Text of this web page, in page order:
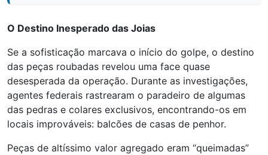
O Destino Inesperado das Joias
Se a sofisticação marcava o início do golpe, o destino
das peças roubadas revelou uma face quase
desesperada da operação. Durante as investigações,
agentes federais rastrearam o paradeiro de algumas
das pedras e colares exclusivos, encontrando-os em
locais improváveis: balcões de casas de penhor.
Peças de altíssimo valor agregado eram “queimadas”